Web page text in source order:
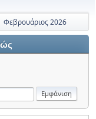
Φεβρουάριος 2026